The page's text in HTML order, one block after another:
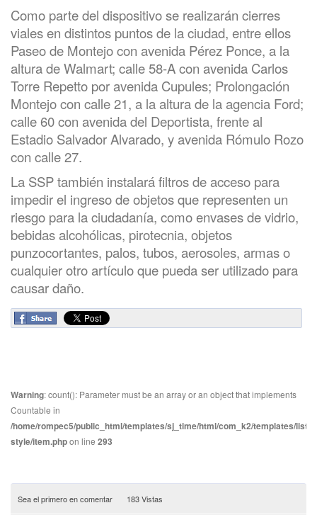
Como parte del dispositivo se realizarán cierres
viales en distintos puntos de la ciudad, entre ellos
Paseo de Montejo con avenida Pérez Ponce, a la
altura de Walmart; calle 58-A con avenida Carlos
Torre Repetto por avenida Cupules; Prolongación
Montejo con calle 21, a la altura de la agencia Ford;
calle 60 con avenida del Deportista, frente al
Estadio Salvador Alvarado, y avenida Rómulo Rozo
con calle 27.
La SSP también instalará filtros de acceso para
impedir el ingreso de objetos que representen un
riesgo para la ciudadanía, como envases de vidrio,
bebidas alcohólicas, pirotecnia, objetos
punzocortantes, palos, tubos, aerosoles, armas o
cualquier otro artículo que pueda ser utilizado para
causar daño.
Warning: count(): Parameter must be an array or an object that implements
Countable in
/home/rompec5/public_html/templates/sj_time/html/com_k2/templates/
style/item.phpon line 293
Sea el primero en comentar 183 Vistas